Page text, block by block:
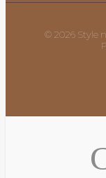
© 2026 Style